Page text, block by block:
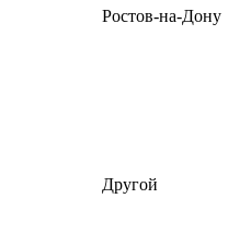
Ростов-на-Дону
Другой